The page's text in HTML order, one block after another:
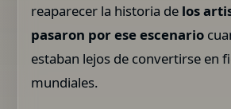
reaparecer la historia de los
pasaron por ese escenario
estaban lejos de convertirse en
mundiales.